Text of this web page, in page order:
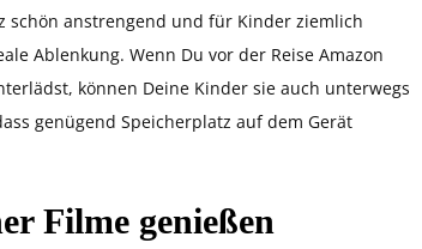
schön anstrengend und für Kinder ziemlich
Ablenkung. Wenn Du vor der Reise Amazon
können Deine Kinder sie auch unterwegs
genügend Speicherplatz auf dem Gerät
Filme genießen